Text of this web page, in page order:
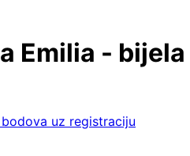
Emilia - bijela
bodova uz registraciju